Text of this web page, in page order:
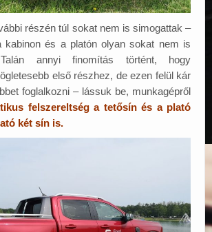
részén túl sokat nem is simogattak –
kabinon és a platón olyan sokat nem is
Talán annyi finomítás történt, hogy
első részhez, de ezen felül kár
foglalkozni – lássuk be, munkagépről
felszereltség a tetősín és a plató
két sín is.